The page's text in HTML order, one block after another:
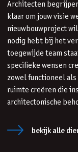
Architecten
klaar om jouw visie
nieuwbouwproject
nodig hebt bij het
toegewijde team
specifieke wensen
zowel functioneel als
ruimte creëren die
architectonische
bekijk alle